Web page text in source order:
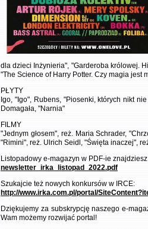
dla dzieci Inżynieria", "Garderoba królowej.
"The Science of Harry Potter. Czy magia jest
PŁYTY
Igo, "Igo", Rubens, "Piosenki, których nikt
Domagała, "Narnia"
FILMY
"Jednym głosem", reż. Maria Schrader,
"Rimini", reż. Ulrich Seidl, "Święta inaczej",
Listopadowy e-magazyn w PDF-ie
newsletter_irka_listopad_2022.pdf
Szukajcie też nowych konkursów w IRCE:
http://www.irka.com.pl/portal/
Dziękujemy za subskrypcję naszego e-
Wam możemy rozwijać portal!